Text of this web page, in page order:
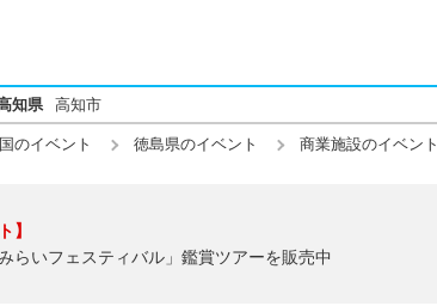
知県 高知市
のイベント 徳島県のイベント 商業施設のイベント
】
らいフェスティバル」鑑賞ツアーを販売中